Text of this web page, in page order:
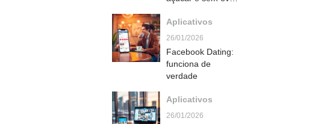
irresistível
naturalmente doce
Aplicativos
26/01/2026
Facebook Dating:
funciona de
verdade
Aplicativos
26/01/2026